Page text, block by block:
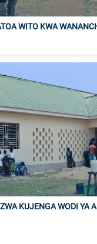
WITO KWA
KUJENGA WODI YA